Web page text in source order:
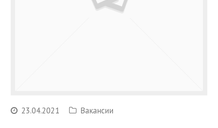
23.04.2021 Вакансии